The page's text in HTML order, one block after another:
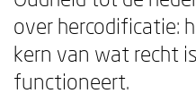
over hercodificatie:
kern van wat recht
functioneert.